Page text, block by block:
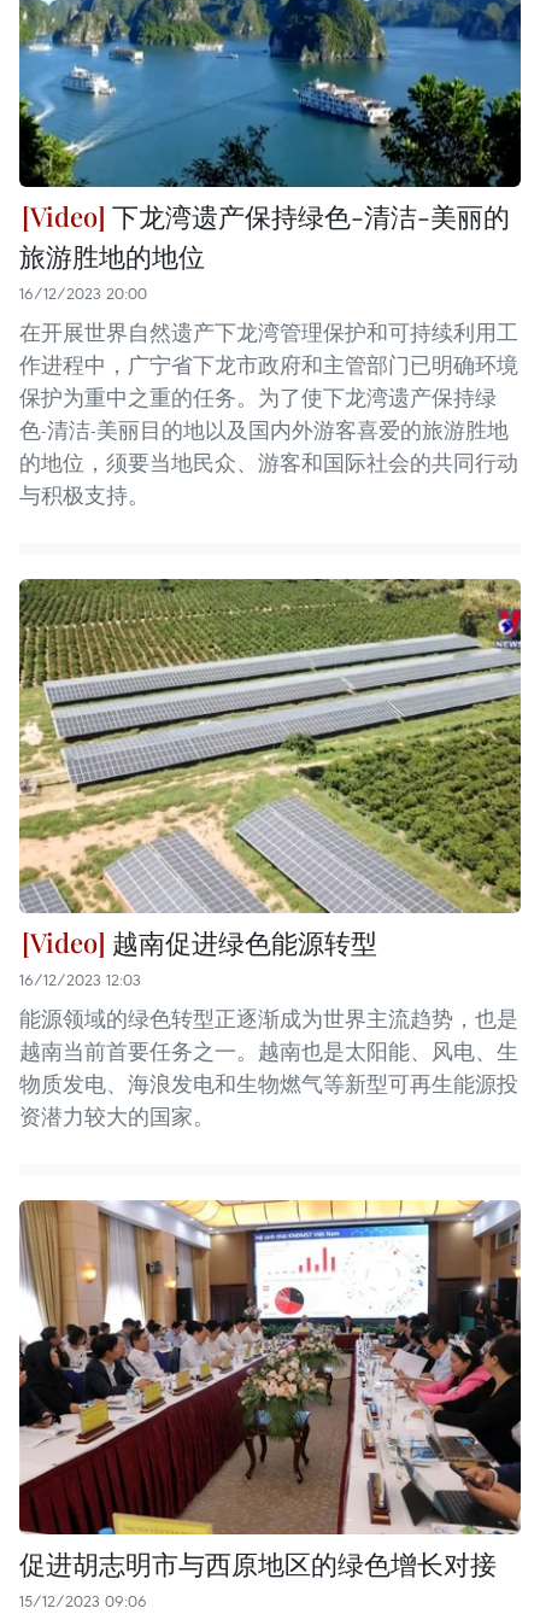
下龙湾遗产保持绿色-清洁-美丽的
旅游胜地的地位
16/12/2023 20:00
在开展世界自然遗产下龙湾管理保护和可持续利用工
作进程中，广宁省下龙市政府和主管部门已明确环境
保护为重中之重的任务。为了使下龙湾遗产保持绿
色-清洁-美丽目的地以及国内外游客喜爱的旅游胜地
的地位，须要当地民众、游客和国际社会的共同行动
与积极支持。
越南促进绿色能源转型
16/12/2023 12:03
能源领域的绿色转型正逐渐成为世界主流趋势，也是
越南当前首要任务之一。越南也是太阳能、风电、生
物质发电、海浪发电和生物燃气等新型可再生能源投
资潜力较大的国家。
促进胡志明市与西原地区的绿色增长对接
15/12/2023 09:06